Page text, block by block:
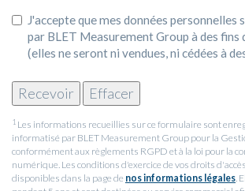
J'accepte que mes données personnelles
par BLET Measurement Group à des
(elles ne seront ni vendues, ni cédées à
1 Les informations recueillies sur ce formulaire sont
informatisé par BLET Measurement Group pour la
conformément aux règlements RGPD et à la loi pour la
numérique. Les conditions d'exercice de vos droits
disponibles dans la page de nos informations légales.